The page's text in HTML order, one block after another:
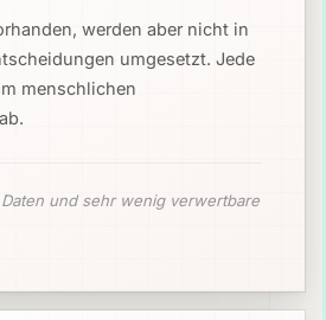
werden aber nicht in
umgesetzt. Jede
menschlichen
Daten und sehr wenig verwertbare